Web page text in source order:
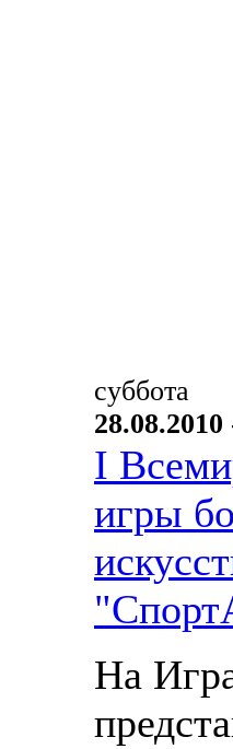
суббота
28.08.2010
I
игры
На